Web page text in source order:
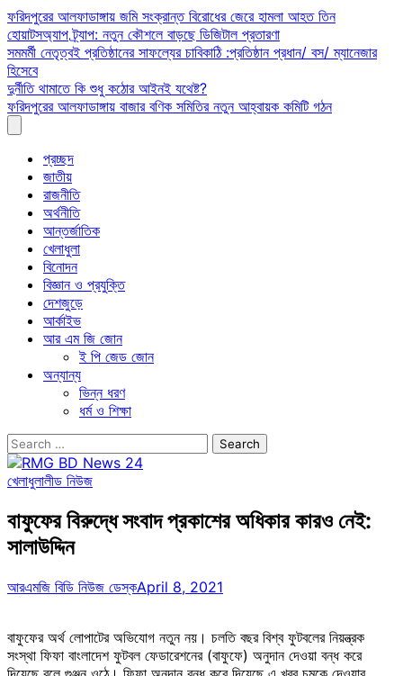
Skip
to
content
ফরিদপুরের আলফাডাঙ্গায় জমি সংক্রান্ত বিরোধের জেরে হামলা আহত তিন
হোয়াটসঅ্যাপ ট্র্যাপ: নতুন কৌশলে বাড়ছে ডিজিটাল প্রতারণা
সমমর্মী নেতৃত্বই প্রতিষ্ঠানের সাফল্যের চাবিকাঠি :প্রতিষ্ঠান প্রধান/ বস/ ম্যানেজার
হিসেবে
দুর্নীতি থামাতে কি শুধু কঠোর আইনই যথেষ্ট?
ফরিদপুরের আলফাডাঙ্গায় বাজার বণিক সমিতির নতুন আহ্বায়ক কমিটি গঠন
প্রচ্ছদ
জাতীয়
রাজনীতি
অর্থনীতি
আন্তর্জাতিক
খেলাধুলা
বিনোদন
বিজ্ঞান ও প্রযুক্তি
দেশজুড়ে
আর্কাইভ
আর এম জি জোন
ই পি জেড জোন
অন্যান্য
ভিন্ন ধরণ
ধর্ম ও শিক্ষা
Search
for:
খেলাধুলালীড নিউজ
বাফুফের বিরুদ্ধে সংবাদ প্রকাশের অধিকার কারও নেই:
সালাউদ্দিন
আরএমজি বিডি নিউজ ডেস্কApril 8, 2021
বাফুফের অর্থ লোপাটের অভিযোগ নতুন নয়। চলতি বছর বিশ্ব ফুটবলের নিয়ন্ত্রক
সংস্থা ফিফা বাংলাদেশ ফুটবল ফেডারেশনের (বাফুফে) অনুদান দেওয়া বন্ধ করে